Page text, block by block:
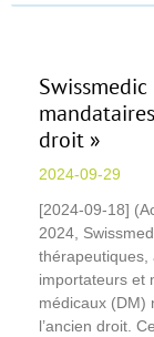
droit »
2024-09-29
[2024-09-18]
2024,
thérapeutiques,
importateurs et
médicaux (DM)
l’ancien droit.